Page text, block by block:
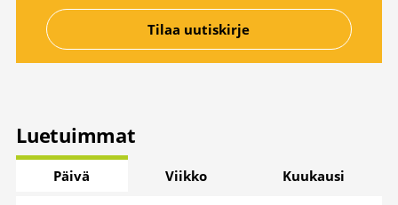
Luetuimmat
Päivä Viikko Kuukausi